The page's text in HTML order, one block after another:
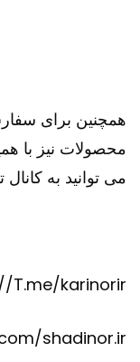
همچنین برای
محصولات نیز با
می توانید به
T.me/karinorir
shadinor.ir